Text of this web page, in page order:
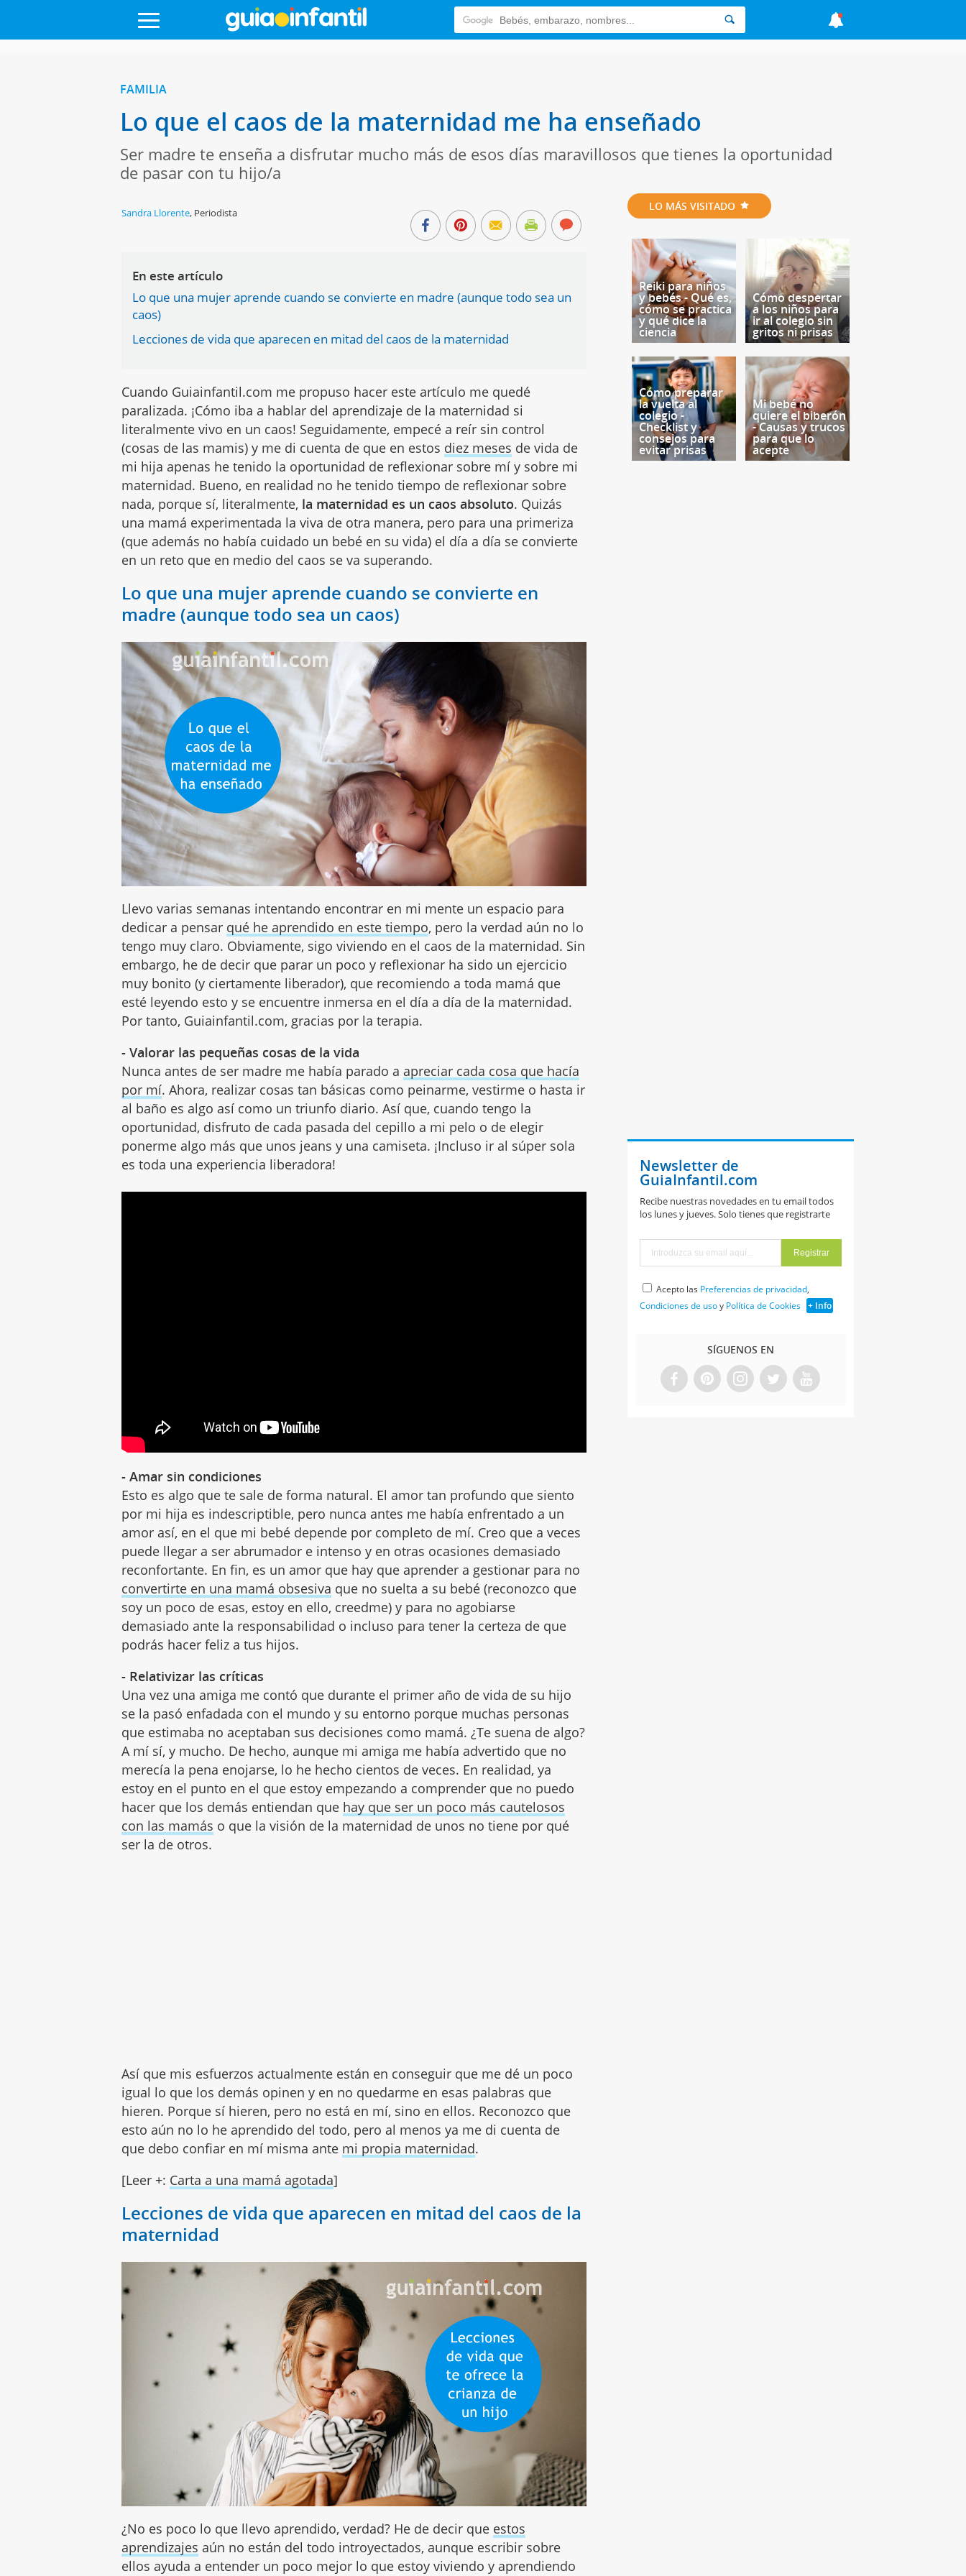
FAMILIA
Lo que el caos de la maternidad me ha enseñado
Ser madre te enseña a disfrutar mucho más de esos días maravillosos que tienes la oportunidad
de pasar con tu hijo/a
Sandra Llorente, Periodista
En este artículo
Lo que una mujer aprende cuando se convierte en madre (aunque todo sea un
caos)
Lecciones de vida que aparecen en mitad del caos de la maternidad
Cuando Guiainfantil.com me propuso hacer este artículo me quedé
paralizada. ¡Cómo iba a hablar del aprendizaje de la maternidad si
literalmente vivo en un caos! Seguidamente, empecé a reír sin control
(cosas de las mamis) y me di cuenta de que en estos diez meses de vida de
mi hija apenas he tenido la oportunidad de reflexionar sobre mí y sobre mi
maternidad. Bueno, en realidad no he tenido tiempo de reflexionar sobre
nada, porque sí, literalmente, la maternidad es un caos absoluto. Quizás
una mamá experimentada la viva de otra manera, pero para una primeriza
(que además no había cuidado un bebé en su vida) el día a día se convierte
en un reto que en medio del caos se va superando.
Lo que una mujer aprende cuando se convierte en
madre (aunque todo sea un caos)
Llevo varias semanas intentando encontrar en mi mente un espacio para
dedicar a pensar qué he aprendido en este tiempo, pero la verdad aún no lo
tengo muy claro. Obviamente, sigo viviendo en el caos de la maternidad. Sin
embargo, he de decir que parar un poco y reflexionar ha sido un ejercicio
muy bonito (y ciertamente liberador), que recomiendo a toda mamá que
esté leyendo esto y se encuentre inmersa en el día a día de la maternidad.
Por tanto, Guiainfantil.com, gracias por la terapia.
- Valorar las pequeñas cosas de la vida
Nunca antes de ser madre me había parado a apreciar cada cosa que hacía
por mí. Ahora, realizar cosas tan básicas como peinarme, vestirme o hasta ir
al baño es algo así como un triunfo diario. Así que, cuando tengo la
oportunidad, disfruto de cada pasada del cepillo a mi pelo o de elegir
ponerme algo más que unos jeans y una camiseta. ¡Incluso ir al súper sola
es toda una experiencia liberadora!
- Amar sin condiciones
Esto es algo que te sale de forma natural. El amor tan profundo que siento
por mi hija es indescriptible, pero nunca antes me había enfrentado a un
amor así, en el que mi bebé depende por completo de mí. Creo que a veces
puede llegar a ser abrumador e intenso y en otras ocasiones demasiado
reconfortante. En fin, es un amor que hay que aprender a gestionar para no
convertirte en una mamá obsesiva que no suelta a su bebé (reconozco que
soy un poco de esas, estoy en ello, creedme) y para no agobiarse
demasiado ante la responsabilidad o incluso para tener la certeza de que
podrás hacer feliz a tus hijos.
- Relativizar las críticas
Una vez una amiga me contó que durante el primer año de vida de su hijo
se la pasó enfadada con el mundo y su entorno porque muchas personas
que estimaba no aceptaban sus decisiones como mamá. ¿Te suena de algo?
A mí sí, y mucho. De hecho, aunque mi amiga me había advertido que no
merecía la pena enojarse, lo he hecho cientos de veces. En realidad, ya
estoy en el punto en el que estoy empezando a comprender que no puedo
hacer que los demás entiendan que hay que ser un poco más cautelosos
con las mamás o que la visión de la maternidad de unos no tiene por qué
ser la de otros.
Así que mis esfuerzos actualmente están en conseguir que me dé un poco
igual lo que los demás opinen y en no quedarme en esas palabras que
hieren. Porque sí hieren, pero no está en mí, sino en ellos. Reconozco que
esto aún no lo he aprendido del todo, pero al menos ya me di cuenta de
que debo confiar en mí misma ante mi propia maternidad.
[Leer +: Carta a una mamá agotada]
Lecciones de vida que aparecen en mitad del caos de la
maternidad
¿No es poco lo que llevo aprendido, verdad? He de decir que estos
aprendizajes aún no están del todo introyectados, aunque escribir sobre
ellos ayuda a entender un poco mejor lo que estoy viviendo y aprendiendo
LO MÁS VISITADO
Reiki para niños
y bebés - Qué es,
cómo se practica
y qué dice la
ciencia
Cómo despertar
a los niños para
ir al colegio sin
gritos ni prisas
Cómo preparar
la vuelta al
colegio -
Checklist y
consejos para
evitar prisas
Mi bebé no
quiere el biberón
- Causas y trucos
para que lo
acepte
Newsletter de
GuiaInfantil.com
Recibe nuestras novedades en tu email todos
los lunes y jueves. Solo tienes que registrarte
Acepto las Preferencias de privacidad,
Condiciones de usoy Política de Cookies + Info
SÍGUENOS EN